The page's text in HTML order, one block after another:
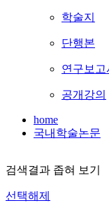
학술지
단행본
연구보고
공개강의
home
국내학술논문
검색결과 좁혀 보기
선택해제